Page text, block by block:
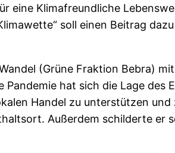
eine Klimafreundliche
soll einen Beitrag
(Grüne Fraktion Bebra)
Pandemie hat sich die Lage
Handel zu unterstützen
Außerdem schilderte er